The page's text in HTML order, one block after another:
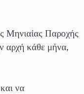
Μηνιαίας Παροχής
αρχή κάθε μήνα,
να